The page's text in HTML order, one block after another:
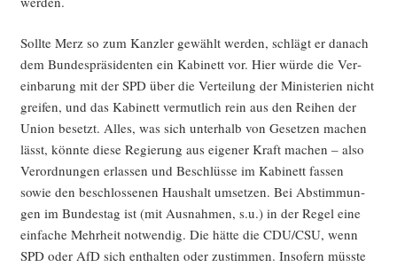
Soll­te Merz so zum Kanz­ler gewählt wer­den, schlägt er danach
dem Bun­des­prä­si­den­ten ein Kabi­nett vor. Hier wür­de die Ver­
ein­ba­rung mit der SPD über die Ver­tei­lung der Minis­te­ri­en nicht
grei­fen, und das Kabi­nett ver­mut­lich rein aus den Rei­hen der
Uni­on besetzt. Alles, was sich unter­halb von Geset­zen machen
lässt, könn­te die­se Regie­rung aus eige­ner Kraft machen – also
Ver­ord­nun­gen erlas­sen und Beschlüs­se im Kabi­nett fas­sen
sowie den beschlos­se­nen Haus­halt umset­zen. Bei Abstim­mun­
gen im Bun­des­tag ist (mit Aus­nah­men, s.u.) in der Regel eine
ein­fa­che Mehr­heit not­wen­dig. Die hät­te die CDU/CSU, wenn
SPD oder AfD sich ent­hal­ten oder zustim­men. Inso­fern müss­te